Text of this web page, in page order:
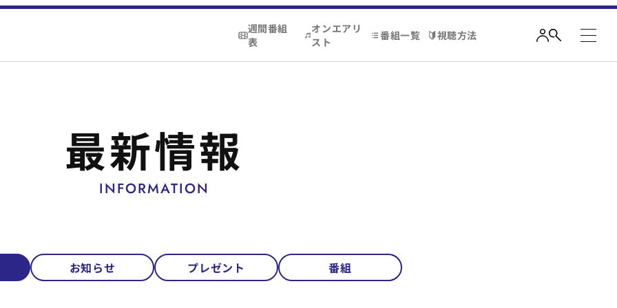
週間番組
表
オンエアリ
スト
番組一覧 視聴方法
最新情報
INFORMATION
お知らせ プレゼント 番組